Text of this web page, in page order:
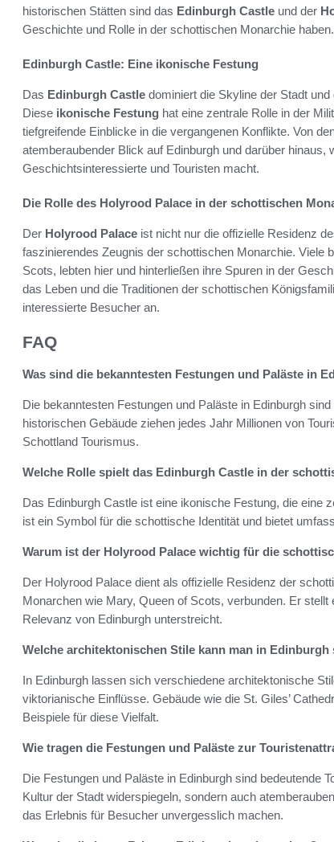
historischen Stätten sind das Edinburgh Castle und der
Geschichte und Rolle in der schottischen Monarchie haben.
Edinburgh Castle: Eine ikonische Festung
Das Edinburgh Castle dominiert die Skyline der Stadt
Diese ikonische Festung hat eine zentrale Rolle in der
tiefgreifende Einblicke in die vergangenen Konflikte. Von
atemberaubender Blick auf Edinburgh und darüber
Geschichtsinteressierte und Touristen macht.
Die Rolle des Holyrood Palace in der schottischen
Der Holyrood Palace ist nicht nur die offizielle Residenz
faszinierendes Zeugnis der schottischen Monarchie. Viele
Scots, lebten hier und hinterließen ihre Spuren in der
das Leben und die Traditionen der schottischen
interessierte Besucher an.
FAQ
Was sind die bekanntesten Festungen und Paläste in
Die bekanntesten Festungen und Paläste in Edinburgh
historischen Gebäude ziehen jedes Jahr Millionen von
Schottland Tourismus.
Welche Rolle spielt das Edinburgh Castle in der
Das Edinburgh Castle ist eine ikonische Festung, die eine
ist ein Symbol für die schottische Identität und bietet
Warum ist der Holyrood Palace wichtig für die
Der Holyrood Palace dient als offizielle Residenz der
Monarchen wie Mary, Queen of Scots, verbunden. Er
Relevanz von Edinburgh unterstreicht.
Welche architektonischen Stile kann man in Edinburgh
In Edinburgh lassen sich verschiedene architektonische
viktorianische Einflüsse. Gebäude wie die St. Giles’
Beispiele für diese Vielfalt.
Wie tragen die Festungen und Paläste zur
Die Festungen und Paläste in Edinburgh sind bedeutende
Kultur der Stadt widerspiegeln, sondern auch
das Erlebnis für Besucher unvergesslich machen.